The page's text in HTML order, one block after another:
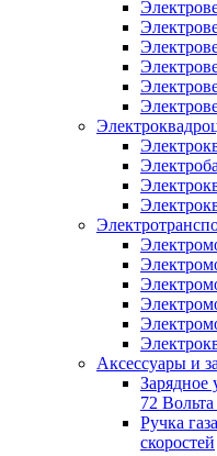
Аксессуары и
Зарядное
72
Ручка
скоростей